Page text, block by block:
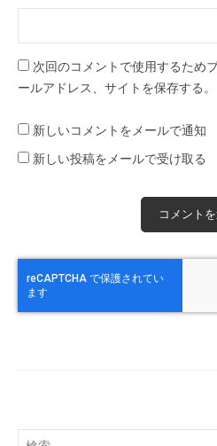
次回のコメントで使用するため
ールアドレス、サイトを保存する。
新しいコメントをメールで通知
新しい投稿をメールで受け取る
検